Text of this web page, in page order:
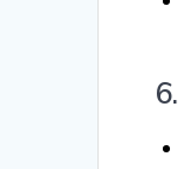
6.